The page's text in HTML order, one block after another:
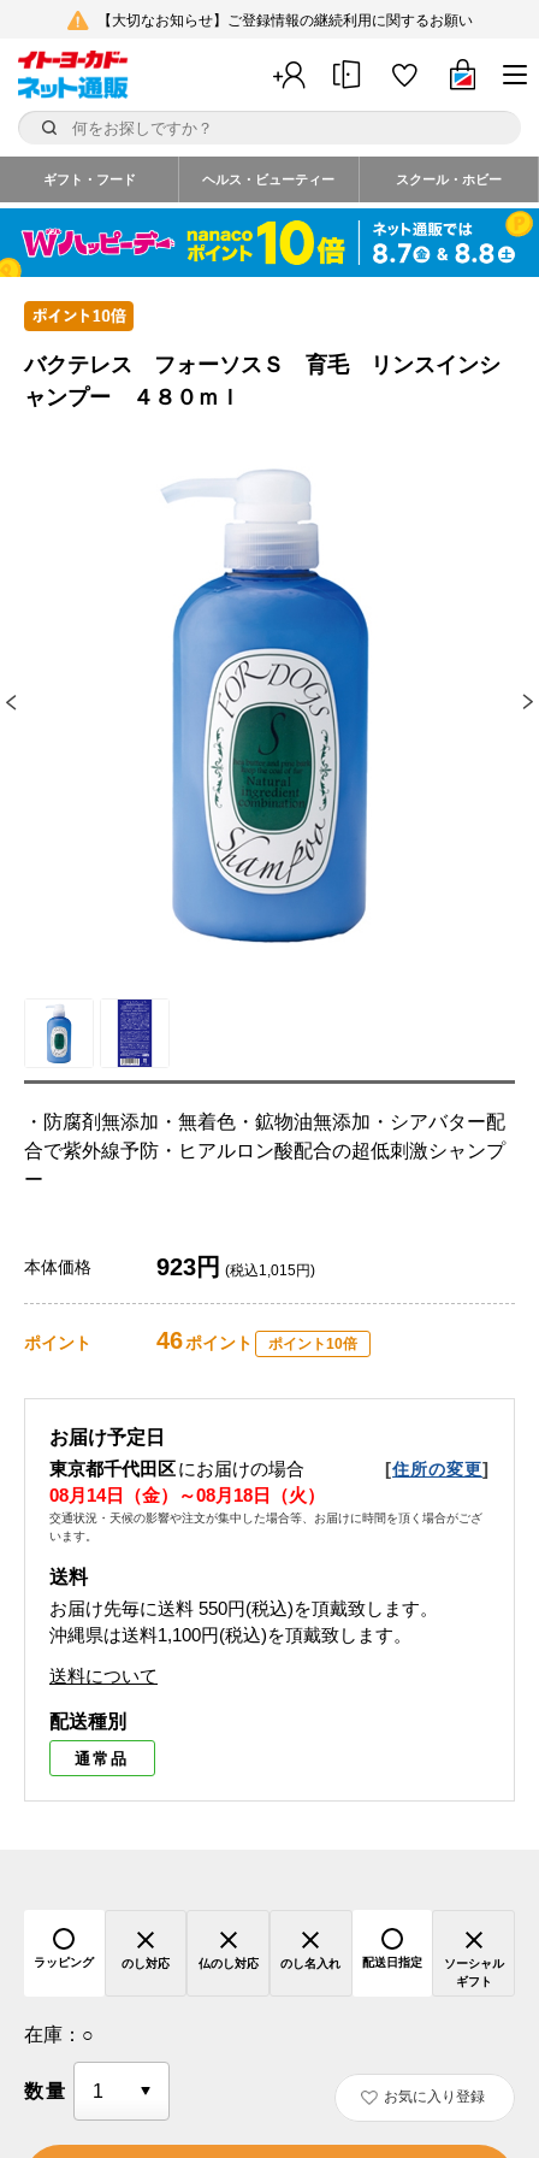
【大切なお知らせ】ご登録情報の継続利用に関するお願い
ギフト・フード ヘルス・ビューティー スクール・ホビー
バクテレス フォーソスＳ 育毛 リンスインシ
ャンプー ４８０ｍｌ
・防腐剤無添加・無着色・鉱物油無添加・シアバター配
合で紫外線予防・ヒアルロン酸配合の超低刺激シャンプ
ー
本体価格 923円 (税込1,015円)
ポイント 46ポイント ポイント10倍
お届け予定日
東京都千代田区にお届けの場合 [住所の変更]
08月14日（金）～08月18日（火）
交通状況・天候の影響や注文が集中した場合等、お届けに時間を頂く場合がござ
います。
送料
お届け先毎に送料 550円(税込)を頂戴致します。
沖縄県は送料1,100円(税込)を頂戴致します。
送料について
配送種別
通常品
ラッピング のし対応 仏のし対応 のし名入れ 配送日指定
ソーシャル
ギフト
在庫： ○
数量 お気に入り登録